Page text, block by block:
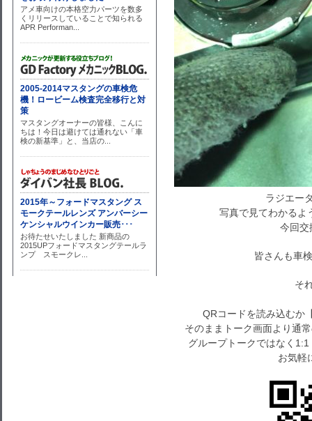
ラジエー
写真で見てわかるよ
今回交
皆さんも車
そ
QRコードを読み込むか
そのままトーク画面より通
グループトークではなく
お気軽